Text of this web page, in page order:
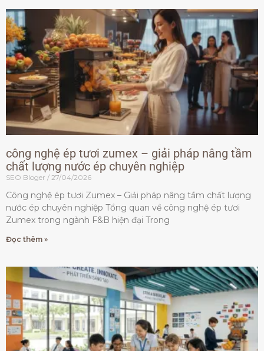
công nghệ ép tươi zumex – giải pháp nâng tầm
chất lượng nước ép chuyên nghiệp
SEO Bloger 27/04/2026
Công nghệ ép tươi Zumex – Giải pháp nâng tầm chất lượng
nước ép chuyên nghiệp Tổng quan về công nghệ ép tươi
Zumex trong ngành F&B hiện đại Trong
Đọc thêm »